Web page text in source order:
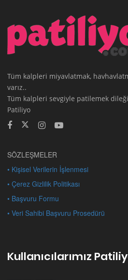
Tüm kalpleri miyavlatmak,
varız..
Tüm kalpleri sevgiyle patilemek
Patiliyo
SÖZLEŞMELER
• Kişisel Verilerin İşlenmesi
• Çerez Gizlilik Politikası
• Başvuru Formu
• Veri Sahibi Başvuru Prosedürü
Kullanıcılarımız